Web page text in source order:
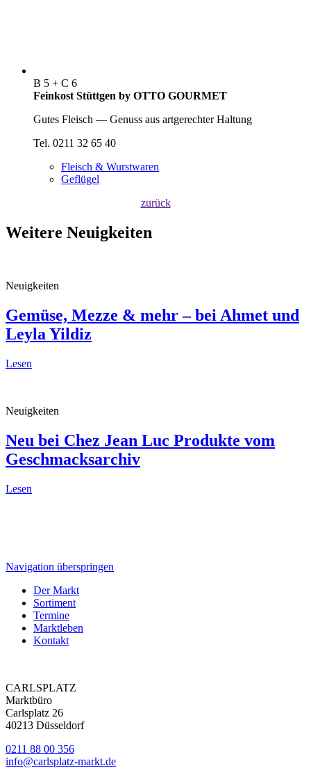
B 5 + C 6
Feinkost Stüttgen by OTTO GOURMET
Gutes Fleisch — Genuss aus artgerechter Haltung
Tel. 0211 32 65 40
Fleisch & Wurstwaren
Geflügel
zurück
Weitere Neuigkeiten
Neuigkeiten
Gemüse, Mezze & mehr– bei Ahmet und
Leyla Yildiz
Lesen
Neuigkeiten
Neu bei Chez Jean Luc Produkte vom
Geschmacksarchiv
Lesen
Navigation überspringen
Der Markt
Sortiment
Termine
Marktleben
Kontakt
CARLSPLATZ
Marktbüro
Carlsplatz 26
40213 Düsseldorf
0211 88 00 356
info@carlsplatz-markt.de